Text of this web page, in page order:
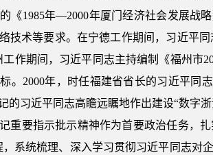
《1985年—2000年厦门经济社会发展战
技术等要求。在宁德工作期间，习近平
作期间，习近平同志主持编制《福州市
。2000年，时任福建省省长的习近平同
的习近平同志高瞻远瞩地作出建设“数字
重要指示批示精神作为首要政治任务，
系统梳理、深入学习贯彻习近平同志对